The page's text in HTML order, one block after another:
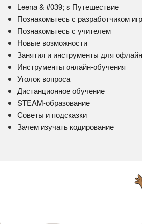
Leena & #039; s Путешествие
Познакомьтесь с разработчиком игр
Познакомьтесь с учителем
Новые возможности
Занятия и инструменты для
Инструменты онлайн-обучения
Уголок вопроса
Дистанционное обучение
STEAM-образование
Советы и подсказки
Зачем изучать кодирование